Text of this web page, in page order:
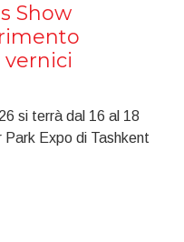
Show
si terrà dal 16 al 18
Expo di Tashkent